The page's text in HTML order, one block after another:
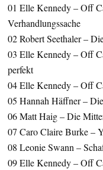
01 Elle Kennedy – Off
Verhandlungssache
02 Robert Seethaler –
03 Elle Kennedy – Off
perfekt
04 Elle Kennedy – Off
05 Hannah Häffner –
06 Matt Haig – Die
07 Caro Claire Burke –
08 Leonie Swann –
09 Elle Kennedy – Off